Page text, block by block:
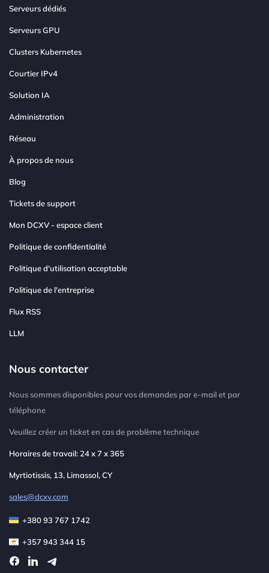
Serveurs dédiés
Serveurs GPU
Clusters Kubernetes
Courtier IPv4
Solution IA
Administration
Réseau
À propos de nous
Blog
Tickets de support
Mon DCXV - espace client
Politique de confidentialité
Politique d'utilisation acceptable
Politique de l'entreprise
Flux RSS
LLM
Nous contacter
Nous sommes disponibles pour vos demandes par e-mail et par
téléphone
Veuillez créer un ticket en cas de problème technique
Horaires de travail: 24 x 7 x 365
Myrtiotissis, 13, Limassol, CY
sales@dcxv.com
+380 93 767 1742
+357 943 344 15